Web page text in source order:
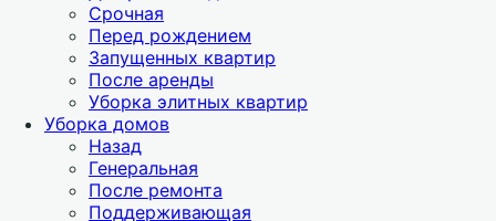
Срочная
Перед рождением
Запущенных квартир
После аренды
Уборка элитных квартир
Уборка домов
Назад
Генеральная
После ремонта
Поддерживающая